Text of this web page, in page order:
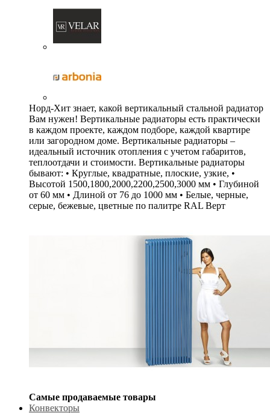
Норд-Хит знает, какой вертикальный стальной радиатор
Вам нужен! Вертикальные радиаторы есть практически
в каждом проекте, каждом подборе, каждой квартире
или загородном доме. Вертикальные радиаторы –
идеальный источник отопления с учетом габаритов,
теплоотдачи и стоимости. Вертикальные радиаторы
бывают: • Круглые, квадратные, плоские, узкие, •
Высотой 1500,1800,2000,2200,2500,3000 мм • Глубиной
от 60 мм • Длиной от 76 до 1000 мм • Белые, черные,
серые, бежевые, цветные по палитре RAL Верт
Самые продаваемые товары
Конвекторы